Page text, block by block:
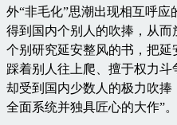
外“非毛化”思潮出现相互呼
得到国内个别人的吹捧，从
个别研究延安整风的书，把
踩着别人往上爬、擅于权力
却受到国内少数人的极力吹捧
全面系统并独具匠心的大作”。